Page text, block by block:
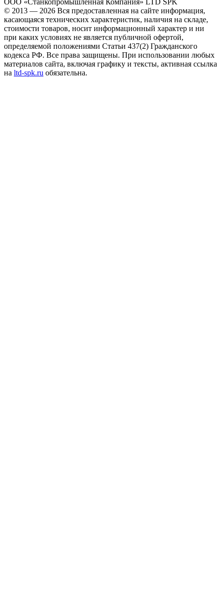
ООО «Станкопромышленная Компания» LTD SPK
© 2013 — 2026 Вся предоставленная на сайте информация,
касающаяся технических характеристик, наличия на складе,
стоимости товаров, носит информационный характер и ни
при каких условиях не является публичной офертой,
определяемой положениями Статьи 437(2) Гражданского
кодекса РФ. Все права защищены. При использовании любых
материалов сайта, включая графику и тексты, активная ссылка
на ltd-spk.ru обязательна.